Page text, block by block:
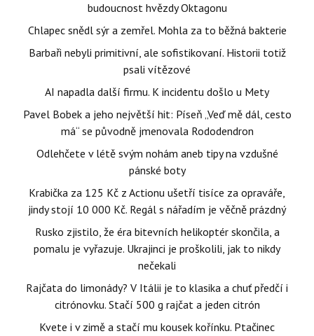
budoucnost hvězdy Oktagonu
Chlapec snědl sýr a zemřel. Mohla za to běžná bakterie
Barbaři nebyli primitivní, ale sofistikovaní. Historii totiž
psali vítězové
AI napadla další firmu. K incidentu došlo u Mety
Pavel Bobek a jeho největší hit: Píseň „Veď mě dál, cesto
má“ se původně jmenovala Rododendron
Odlehčete v létě svým nohám aneb tipy na vzdušné
pánské boty
Krabička za 125 Kč z Actionu ušetří tisíce za opraváře,
jindy stojí 10 000 Kč. Regál s nářadím je věčně prázdný
Rusko zjistilo, že éra bitevních helikoptér skončila, a
pomalu je vyřazuje. Ukrajinci je proškolili, jak to nikdy
nečekali
Rajčata do limonády? V Itálii je to klasika a chuť předčí i
citrónovku. Stačí 500 g rajčat a jeden citrón
Kvete i v zimě a stačí mu kousek kořínku. Ptačinec